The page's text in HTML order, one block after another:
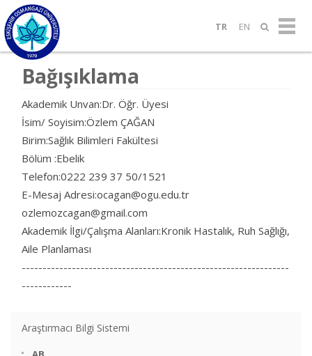
TR EN
Bağışıklama
Akademik Unvan:Dr. Öğr. Üyesi
İsim/ Soyisim:Özlem ÇAĞAN
Birim:Sağlık Bilimleri Fakültesi
Bölüm :Ebelik
Telefon:0222 239 37 50/1521
E-Mesaj Adresi:ocagan@ogu.edu.tr
ozlemozcagan@gmail.com
Akademik İlgi/Çalışma Alanları:Kronik Hastalık, Ruh Sağlığı,
Aile Planlaması
----------------------------------------------------------------
------------
Araştırmacı Bilgi Sistemi